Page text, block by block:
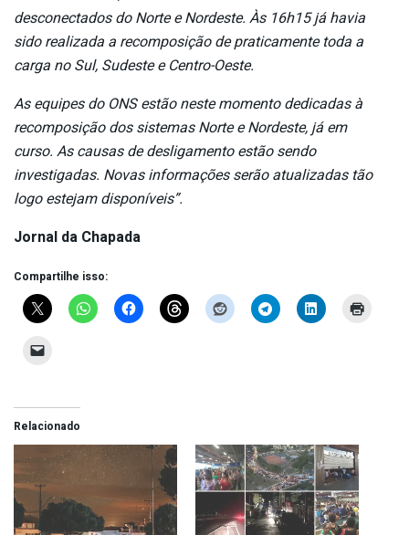
desconectados do Norte e Nordeste. Às 16h15 já havia
sido realizada a recomposição de praticamente toda a
carga no Sul, Sudeste e Centro-Oeste.
As equipes do ONS estão neste momento dedicadas à
recomposição dos sistemas Norte e Nordeste, já em
curso. As causas de desligamento estão sendo
investigadas. Novas informações serão atualizadas tão
logo estejam disponíveis”.
Jornal da Chapada
Compartilhe isso:
Relacionado